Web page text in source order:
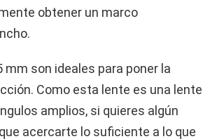
obtener un marco
mm son ideales para poner la
Como esta lente es una lente
amplios, si quieres algún
acercarte lo suficiente a lo que